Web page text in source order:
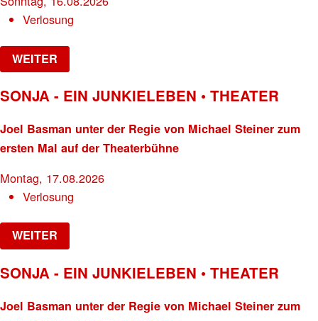
Verlosung
WEITER
SONJA - EIN JUNKIELEBEN • THEATER
Joel Basman unter der Regie von Michael Steiner zum
ersten Mal auf der Theaterbühne
Montag, 17.08.2026
Verlosung
WEITER
SONJA - EIN JUNKIELEBEN • THEATER
Joel Basman unter der Regie von Michael Steiner zum